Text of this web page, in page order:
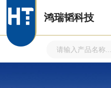
鸿瑞韬科技